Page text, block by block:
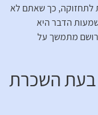
לתחזוקה, כך שאתם לא
הדבר היא
רושם מתמשך על
בעת השכרת